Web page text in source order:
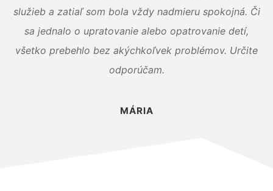
služieb a zatiaľ som bola vždy nadmieru spokojná. Či
sa jednalo o upratovanie alebo opatrovanie detí,
všetko prebehlo bez akýchkoľvek problémov. Určite
odporúčam.
MÁRIA